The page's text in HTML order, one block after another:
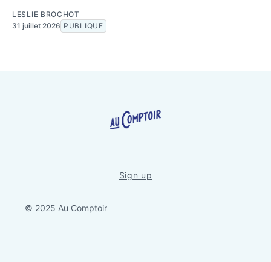
LESLIE BROCHOT
31 juillet 2026 PUBLIQUE
Sign up